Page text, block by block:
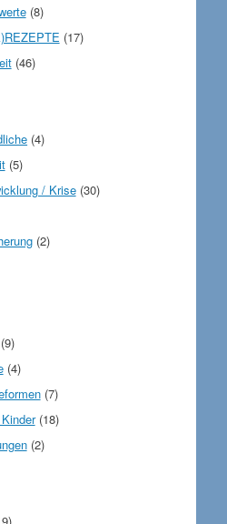
(8)
(17)
(46)
(4)
(5)
/ Krise(30)
(2)
(4)
(7)
(18)
(2)